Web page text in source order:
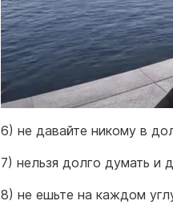
6) не давайте никому в
7) нельзя долго думать и
8) не ешьте на каждом